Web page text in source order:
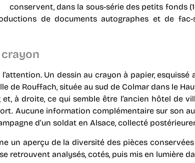
conservent, dans la sous-série des petits fonds
de documents autographes et de
Un dessin au crayon à papier,
de Rouffach, située au sud de Colmar dans le
à droite, ce qui semble être l’ancien hôtel de
Aucune information complémentaire sur son
d’un soldat en Alsace, collecté
un aperçu de la diversité des pièces
retrouvent analysés, cotés, puis mis en lumière